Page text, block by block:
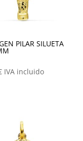
PILAR SILUETA
IVA incluido